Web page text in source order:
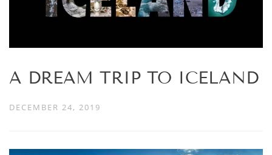
A DREAM TRIP TO ICELAND
DECEMBER 24, 2019